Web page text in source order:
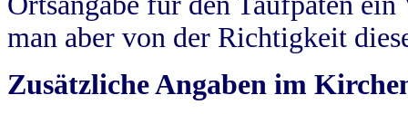
man aber von der Richtigkeit
Zusätzliche Angaben im